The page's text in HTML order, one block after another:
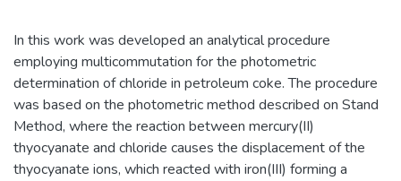
In this work was developed an analytical procedure
employing multicommutation for the photometric
determination of chloride in petroleum coke. The procedure
was based on the photometric method described on Stand
Method, where the reaction between mercury(II)
thyocyanate and chloride causes the displacement of the
thyocyanate ions, which reacted with iron(III) forming a